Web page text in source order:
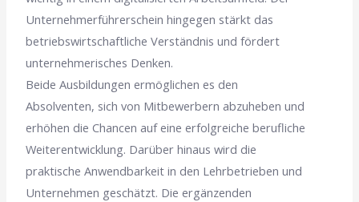
Unternehmerführerschein hingegen stärkt das
betriebswirtschaftliche Verständnis und fördert
unternehmerisches Denken.
Beide Ausbildungen ermöglichen es den
Absolventen, sich von Mitbewerbern abzuheben und
erhöhen die Chancen auf eine erfolgreiche berufliche
Weiterentwicklung. Darüber hinaus wird die
praktische Anwendbarkeit in den Lehrbetrieben und
Unternehmen geschätzt. Die ergänzenden